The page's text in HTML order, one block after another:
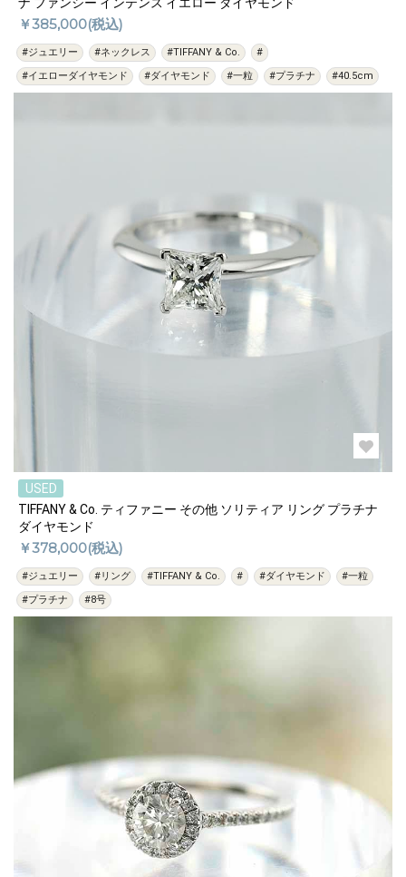
ナ ファンシー インテンス イエロー ダイヤモンド
￥385,000(税込)
#ジュエリー #ネックレス #TIFFANY & Co.
#
#イエローダイヤモンド
#ダイヤモンド #一粒 #プラチナ #40.5cm
USED
TIFFANY & Co. ティファニー その他 ソリティア リング プラチナ
ダイヤモンド
￥378,000(税込)
#ジュエリー #リング #TIFFANY & Co. # #ダイヤモンド
#一粒
#プラチナ
#8号